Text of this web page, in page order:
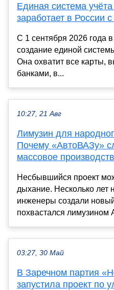
Единая система учёта
заработает в России
С 1 сентября 2026 года
создание единой
Она охватит все карты,
банками, в...
10:27, 21 Авг
Лимузин для
Почему «АвтоВАЗу»
массовое
Несбывшийся проект
дыхание. Несколько лет
инженеры создали
похвастался лимузином
03:27, 30 Май
В Заречном партия
запустила проект по